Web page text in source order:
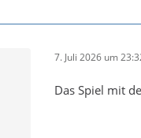
7. Juli 2026 um
Das Spiel mit